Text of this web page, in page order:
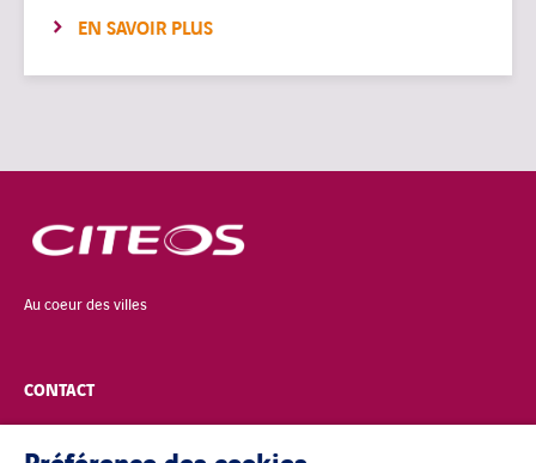
EN SAVOIR PLUS
Au coeur des villes
CONTACT
POLITIQUE DE CONFIDENTIALITÉ